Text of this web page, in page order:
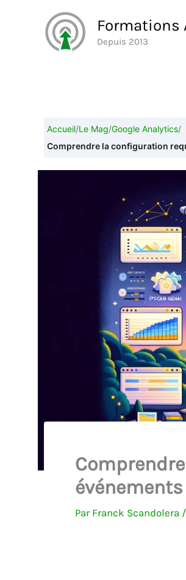
Formations
Depuis 2013
Accueil/Le Mag/Google Analytics/
Comprendre la configuration
Par Franck Scandolera /